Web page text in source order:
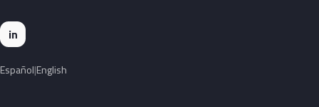
in
Español English